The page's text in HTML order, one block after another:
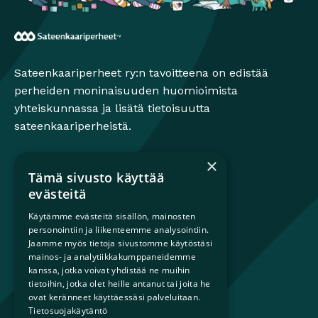
Sateenkaariperheet ry:n tavoitteena on edistää
perheiden moninaisuuden huomioimista
yhteiskunnassa ja lisätä tietoisuutta
sateenkaariperheistä.
Mikä on sateenkaariperhe?
Lapsiperheille
Ammattilaisille
Päättäjille
Ajankohtaista
Tilaa uutiskirje
×
Tämä sivusto käyttää
evästeitä
Käytämme evästeitä sisällön, mainosten
personointiin ja liikenteemme analysointiin.
Jaamme myös tietoja sivustomme käytöstäsi
mainos- ja analytiikkakumppaneidemme
kanssa, jotka voivat yhdistää ne muihin
tietoihin, jotka olet heille antanut tai joita he
ovat keränneet käyttäessäsi palveluitaan.
Tietosuojakäytäntö